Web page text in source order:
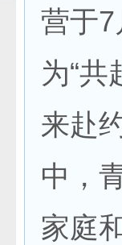
营于
为“
来赴
中，
家庭